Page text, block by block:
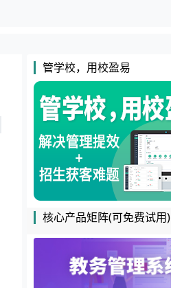
管学校，用校盈易
核心产品矩阵(可免费试用)